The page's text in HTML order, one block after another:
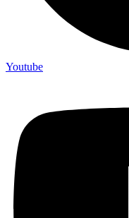
Youtube